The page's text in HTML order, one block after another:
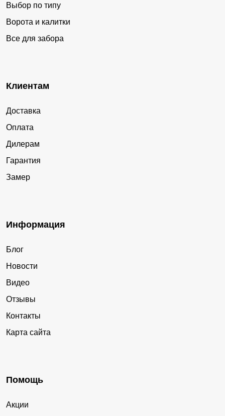
Выбор по типу
Ворота и калитки
Все для забора
Клиентам
Доставка
Оплата
Дилерам
Гарантия
Замер
Информация
Блог
Новости
Видео
Отзывы
Контакты
Карта сайта
Помощь
Акции